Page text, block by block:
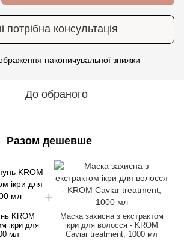
потрібна консультація
накопичувальної знижки
До обраного
Разом дешевше
KROM
ікри для
мл
Маска захисна з екстрактом
ікри для волосся - KROM
Caviar treatment, 1000 мл